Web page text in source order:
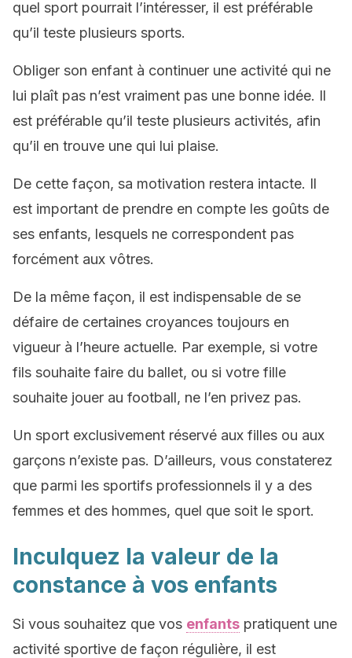
quel sport pourrait l’intéresser, il est préférable
qu’il teste plusieurs sports.
Obliger son enfant à continuer une activité qui ne
lui plaît pas n’est vraiment pas une bonne idée. Il
est préférable qu’il teste plusieurs activités, afin
qu’il en trouve une qui lui plaise.
De cette façon, sa motivation restera intacte. Il
est important de prendre en compte les goûts de
ses enfants, lesquels ne correspondent pas
forcément aux vôtres.
De la même façon, il est indispensable de se
défaire de certaines croyances toujours en
vigueur à l’heure actuelle. Par exemple, si votre
fils souhaite faire du ballet, ou si votre fille
souhaite jouer au football, ne l’en privez pas.
Un sport exclusivement réservé aux filles ou aux
garçons n’existe pas. D’ailleurs, vous constaterez
que parmi les sportifs professionnels il y a des
femmes et des hommes, quel que soit le sport.
Inculquez la valeur de la
constance à vos enfants
Si vous souhaitez que vos enfants pratiquent une
activité sportive de façon régulière, il est